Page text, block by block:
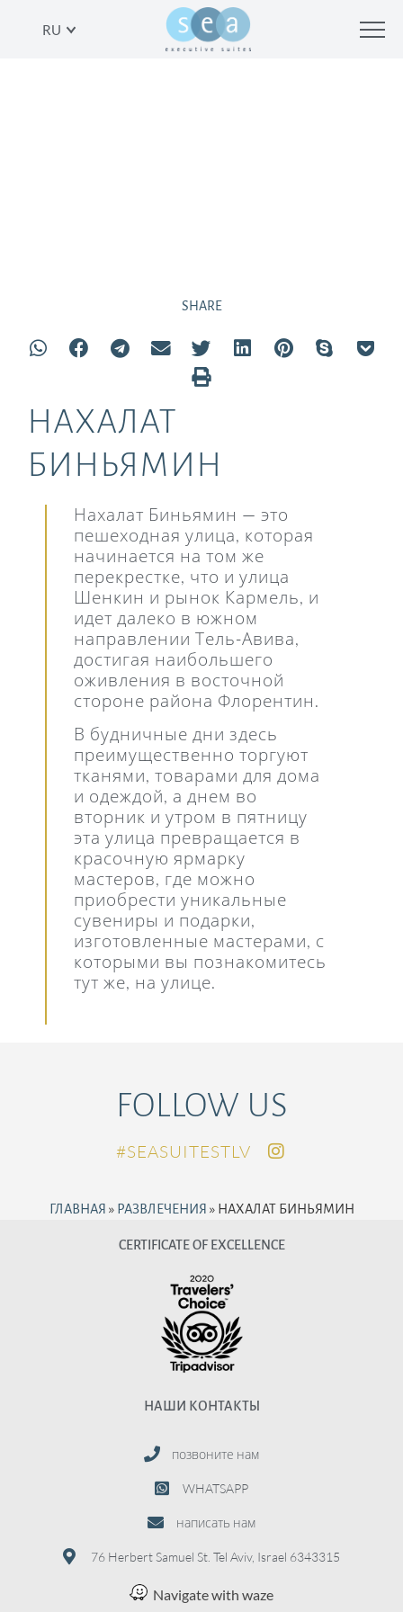
RU
SHARE
НАХАЛАТ
БИНЬЯМИН
Нахалат Биньямин — это
пешеходная улица, которая
начинается на том же
перекрестке, что и улица
Шенкин и рынок Кармель, и
идет далеко в южном
направлении Тель-Авива,
достигая наибольшего
оживления в восточной
стороне района Флорентин.
В будничные дни здесь
преимущественно торгуют
тканями, товарами для дома
и одеждой, а днем во
вторник и утром в пятницу
эта улица превращается в
красочную ярмарку
мастеров, где можно
приобрести уникальные
сувениры и подарки,
изготовленные мастерами, с
которыми вы познакомитесь
тут же, на улице.
FOLLOW US
SEASUITESTLV#
ГЛАВНАЯ » РАЗВЛЕЧЕНИЯ » НАХАЛАТ БИНЬЯМИН
CERTIFICATE OF EXCELLENCE
НАШИ КОНТАКТЫ
позвоните нам
WHATSAPP
написать нам
76 Herbert Samuel St. Tel Aviv, Israel 6343315
Navigate with waze